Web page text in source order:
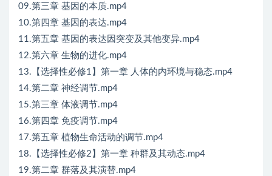
09.第三章 基因的本质.mp4
10.第四章 基因的表达.mp4
11.第五章 基因的表达因突变及其他变异.mp4
12.第六章 生物的进化.mp4
13.【选择性必修1】第一章 人体的内环境与稳态.mp4
14.第二章 神经调节.mp4
15.第三章 体液调节.mp4
16.第四章 免疫调节.mp4
17.第五章 植物生命活动的调节.mp4
18.【选择性必修2】第一章 种群及其动态.mp4
19.第二章 群落及其演替.mp4